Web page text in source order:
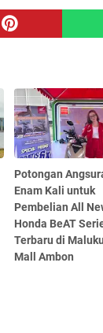
Potongan
Enam Kali untuk
Pembelian All
Honda BeAT
Terbaru di
Mall Ambon